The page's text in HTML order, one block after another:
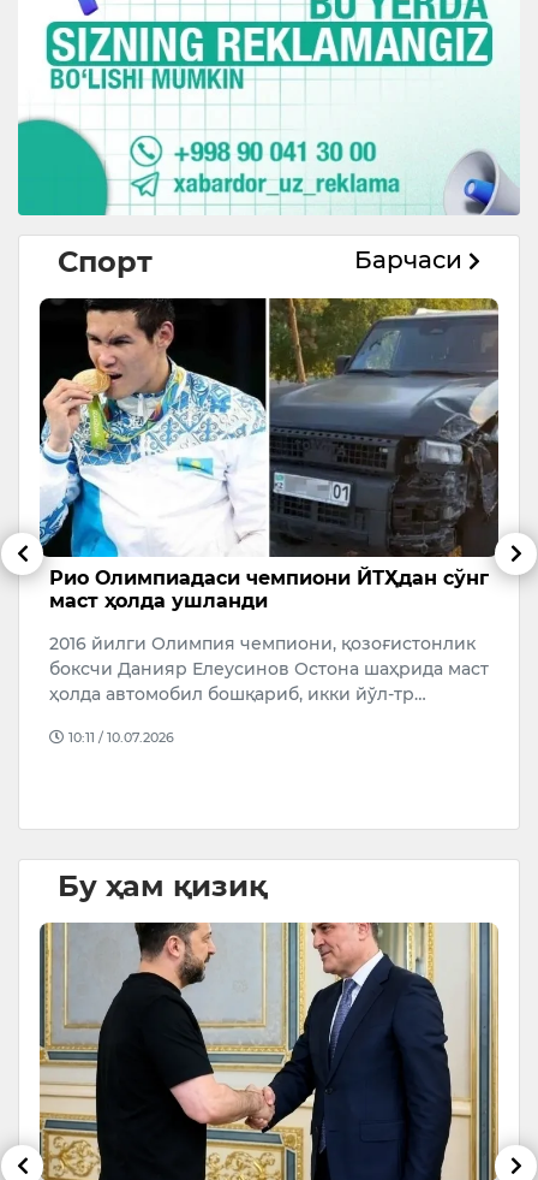
Спорт Барчаси
Рио Олимпиадаси чемпиони ЙТҲдан сўнг
маст ҳолда ушланди
2016 йилги Олимпия чемпиони, қозоғистонлик
боксчи Данияр Елеусинов Остона шаҳрида маст
ҳолда автомобил бошқариб, икки йўл-тр…
10:11 / 10.07.2026
Бу ҳам қизиқ